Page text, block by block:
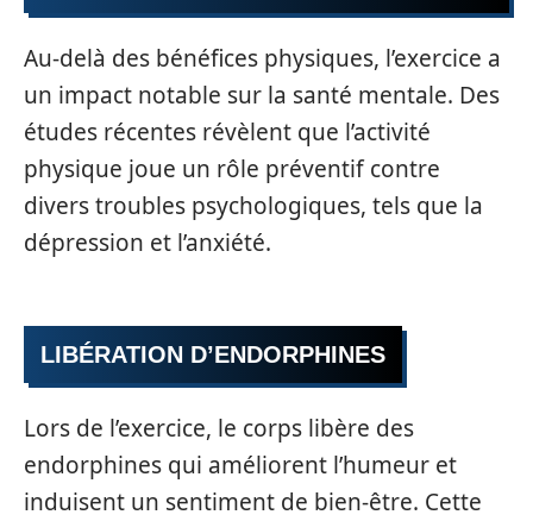
Au-delà des bénéfices physiques, l’exercice a
un impact notable sur la santé mentale. Des
études récentes révèlent que l’activité
physique joue un rôle préventif contre
divers troubles psychologiques, tels que la
dépression et l’anxiété.
LIBÉRATION D’ENDORPHINES
Lors de l’exercice, le corps libère des
endorphines qui améliorent l’humeur et
induisent un sentiment de bien-être. Cette